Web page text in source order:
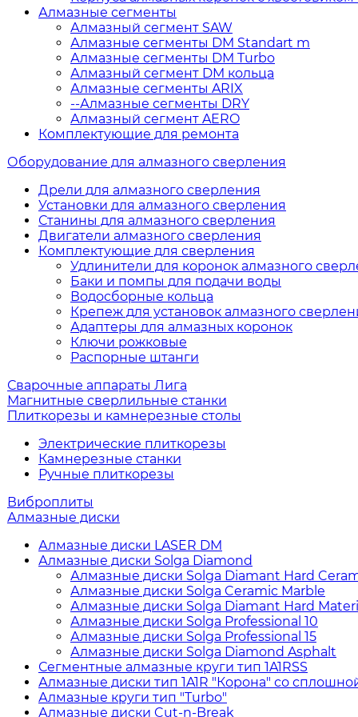
Алмазные сегменты
Алмазный сегмент SAW
Алмазные сегменты DM Standart m
Алмазные сегменты DM Turbo
Алмазный сегмент DM кольца
Алмазные сегменты ARIX
--Алмазные сегменты DRY
Алмазный сегмент AERO
Комплектующие для ремонта
Оборудование для алмазного сверления
Дрели для алмазного сверления
Установки для алмазного сверления
Станины для алмазного сверления
Двигатели алмазного сверления
Комплектующие для сверления
Удлинители для коронок алмазного
Баки и помпы для подачи воды
Водосборные кольца
Крепеж для установок алмазного
Адаптеры для алмазных коронок
Ключи рожковые
Распорные штанги
Сварочные аппараты Лига
Магнитные сверлильные станки
Плиткорезы и камнерезные столы
Электрические плиткорезы
Камнерезные станки
Ручные плиткорезы
Виброплиты
Алмазные диски
Алмазные диски LASER DM
Алмазные диски Solga Diamond
Алмазные диски Solga Diamant Hard
Алмазные диски Solga Ceramic Marble
Алмазные диски Solga Diamant Hard
Алмазные диски Solga Professional 10
Алмазные диски Solga Professional 15
Алмазные диски Solga Diamond Asphalt
Сегментные алмазные круги тип 1A1RSS
Алмазные диски тип 1A1R "Корона" со
Алмазные круги тип "Turbo"
Алмазные диски Cut-n-Break